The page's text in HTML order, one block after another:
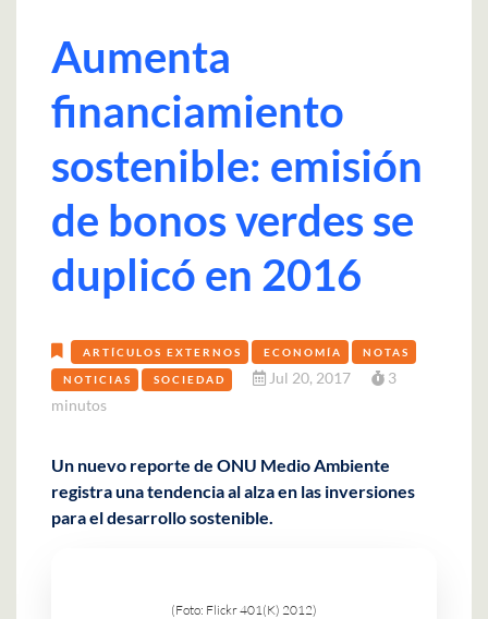
Aumenta
financiamiento
sostenible: emisión
de bonos verdes se
duplicó en 2016
ARTÍCULOS EXTERNOS ECONOMÍA NOTAS
NOTICIAS SOCIEDAD Jul 20, 2017
3
minutos
Un nuevo reporte de ONU Medio Ambiente
registra una tendencia al alza en las inversiones
para el desarrollo sostenible.
(Foto: Flickr 401(K) 2012)